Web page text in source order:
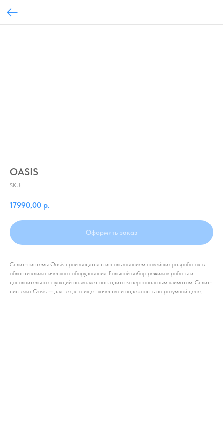
OASIS
SKU:
17990,00 р.
Оформить заказ
Сплит-системы Oasis производятся с использованием новейших разработок в
области климатического оборудования. Большой выбор режимов работы и
дополнительных функций позволяет насладиться персональным климатом. Сплит-
системы Oasis — для тех, кто ищет качество и надежность по разумной цене.